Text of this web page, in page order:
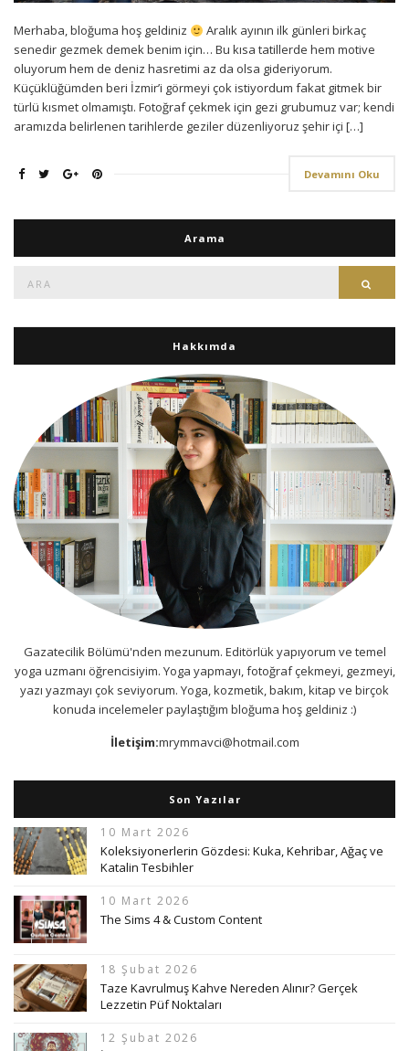
Merhaba, bloğuma hoş geldiniz
Aralık ayının ilk günleri birkaç
senedir gezmek demek benim için… Bu kısa tatillerde hem motive
oluyorum hem de deniz hasretimi az da olsa gideriyorum.
Küçüklüğümden beri İzmir’i görmeyi çok istiyordum fakat gitmek bir
türlü kısmet olmamıştı. Fotoğraf çekmek için gezi grubumuz var; kendi
aramızda belirlenen tarihlerde geziler düzenliyoruz şehir içi […]
Devamını Oku
Arama
Hakkımda
Gazatecilik Bölümü'nden mezunum. Editörlük yapıyorum ve temel
yoga uzmanı öğrencisiyim. Yoga yapmayı, fotoğraf çekmeyi, gezmeyi,
yazı yazmayı çok seviyorum. Yoga, kozmetik, bakım, kitap ve birçok
konuda incelemeler paylaştığım bloğuma hoş geldiniz :)
İletişim:mrymmavci@hotmail.com
Son Yazılar
10 Mart 2026
Koleksiyonerlerin Gözdesi: Kuka, Kehribar, Ağaç ve
Katalin Tesbihler
10 Mart 2026
The Sims 4 & Custom Content
18 Şubat 2026
Taze Kavrulmuş Kahve Nereden Alınır? Gerçek
Lezzetin Püf Noktaları
12 Şubat 2026